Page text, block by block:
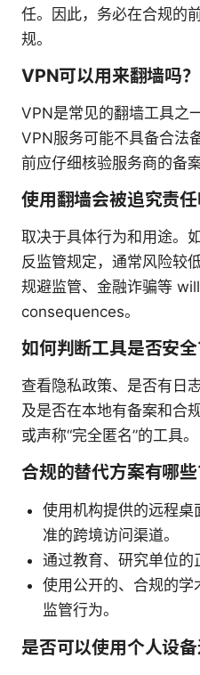
任。因此，务必在合规的
规。
VPN可以用来翻墙吗？
VPN是常见的翻墙工具之
VPN服务可能不具备合法
前应仔细核验服务商的备
使用翻墙会被追究责任
取决于具体行为和用途。
反监管规定，通常风险较
规避监管、金融诈骗等
consequences。
如何判断工具是否安全
查看隐私政策、是否有日
及是否在本地有备案和合
或声称“完全匿名”的工具。
合规的替代方案有哪些
使用机构提供的远程
准的跨境访问渠道。
通过教育、研究单位的
使用公开的、合规的
监管行为。
是否可以使用个人设备